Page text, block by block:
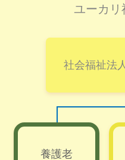
ユーカリ
社会福祉法
養護老